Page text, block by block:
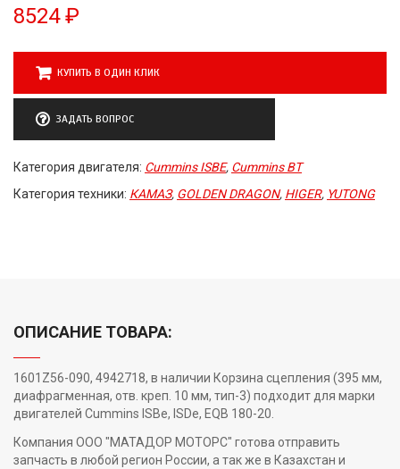
8524₽
КУПИТЬ В ОДИН КЛИК
ЗАДАТЬ ВОПРОС
Категория двигателя: Cummins ISBE, Cummins BT
Категория техники: КАМАЗ, GOLDEN DRAGON, HIGER, YUTONG
ОПИСАНИЕ ТОВАРА:
1601Z56-090, 4942718, в наличии Корзина сцепления (395 мм,
диафрагменная, отв. креп. 10 мм, тип-3) подходит для марки
двигателей Cummins ISBe, ISDe, EQB 180-20.
Компания ООО "МАТАДОР МОТОРС" готова отправить
запчасть в любой регион России, а так же в Казахстан и